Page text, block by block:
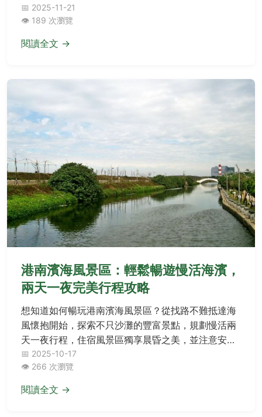
減肥的讀者參考。
📅 2025-11-21
👁️ 189 次瀏覽
閱讀全文 →
港南濱海風景區：輕鬆暢遊慢活海濱，
兩天一夜完美行程攻略
想知道如何暢玩港南濱海風景區？從找路不難抵達海
風懷抱開始，探索不只沙灘的豐富景點，規劃慢活兩
天一夜行程，住宿風景區獨享晨昏之美，並注意安全
事項，還有Q&A解答大小疑惑，一次玩盡興！
📅 2025-10-17
👁️ 266 次瀏覽
閱讀全文 →